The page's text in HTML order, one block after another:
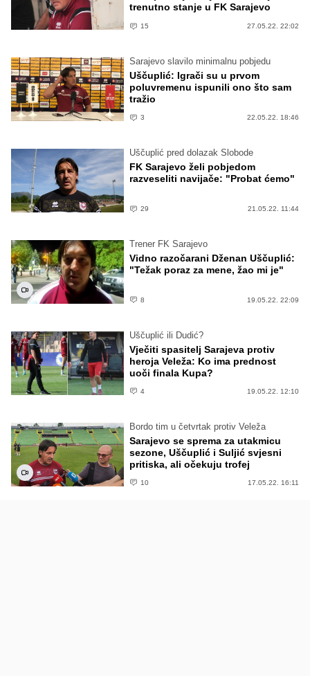
trenutno stanje u FK Sarajevo
15 27.05.22. 22:02
Sarajevo slavilo minimalnu pobjedu
Uščuplić: Igrači su u prvom
poluvremenu ispunili ono što sam
tražio
3 22.05.22. 18:46
Uščuplić pred dolazak Slobode
FK Sarajevo želi pobjedom
razveseliti navijače: "Probat ćemo"
29 21.05.22. 11:44
Trener FK Sarajevo
Vidno razočarani Dženan Uščuplić:
"Težak poraz za mene, žao mi je"
8 19.05.22. 22:09
Uščuplić ili Dudić?
Vječiti spasitelj Sarajeva protiv
heroja Veleža: Ko ima prednost
uoči finala Kupa?
4 19.05.22. 12:10
Bordo tim u četvrtak protiv Veleža
Sarajevo se sprema za utakmicu
sezone, Uščuplić i Suljić svjesni
pritiska, ali očekuju trofej
10 17.05.22. 16:11